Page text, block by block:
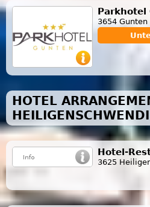
Parkhotel
3654 Gunten
HOTEL
HEILIGENSCHWENDI
Hotel-
3625